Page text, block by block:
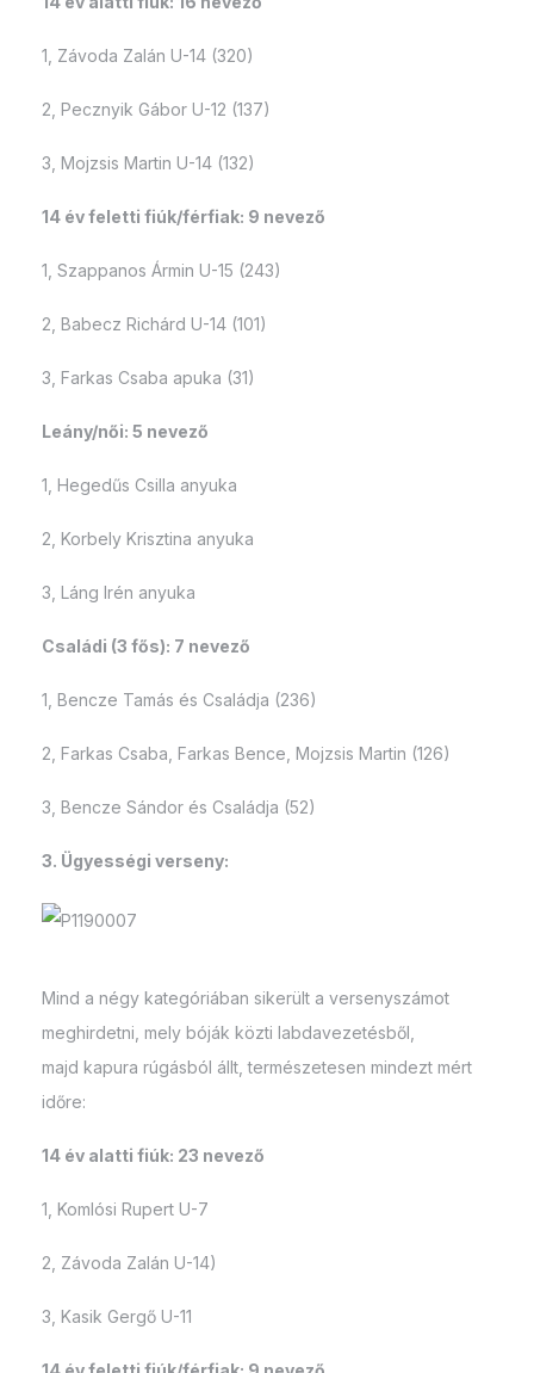
1, Závoda Zalán U-14 (320)
2, Pecznyik Gábor U-12 (137)
3, Mojzsis Martin U-14 (132)
14 év feletti fiúk/férfiak: 9 nevező
1, Szappanos Ármin U-15 (243)
2, Babecz Richárd U-14 (101)
3, Farkas Csaba apuka (31)
Leány/női: 5 nevező
1, Hegedűs Csilla anyuka
2, Korbely Krisztina anyuka
3, Láng Irén anyuka
Családi (3 fős): 7 nevező
1, Bencze Tamás és Családja (236)
2, Farkas Csaba, Farkas Bence, Mojzsis Martin (126)
3, Bencze Sándor és Családja (52)
3. Ügyességi verseny:
Mind a négy kategóriában sikerült a versenyszámot
meghirdetni, mely bóják közti labdavezetésből,
majd kapura rúgásból állt, természetesen mindezt mért
időre:
14 év alatti fiúk: 23 nevező
1, Komlósi Rupert U-7
2, Závoda Zalán U-14)
3, Kasik Gergő U-11